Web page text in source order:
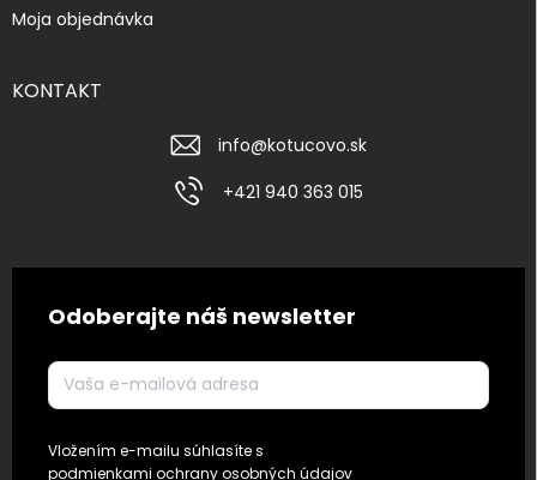
Moja objednávka
KONTAKT
info@kotucovo.sk
+421 940 363 015
Odoberajte náš newsletter
Vložením e-mailu súhlasíte s
podmienkami ochrany osobných údajov